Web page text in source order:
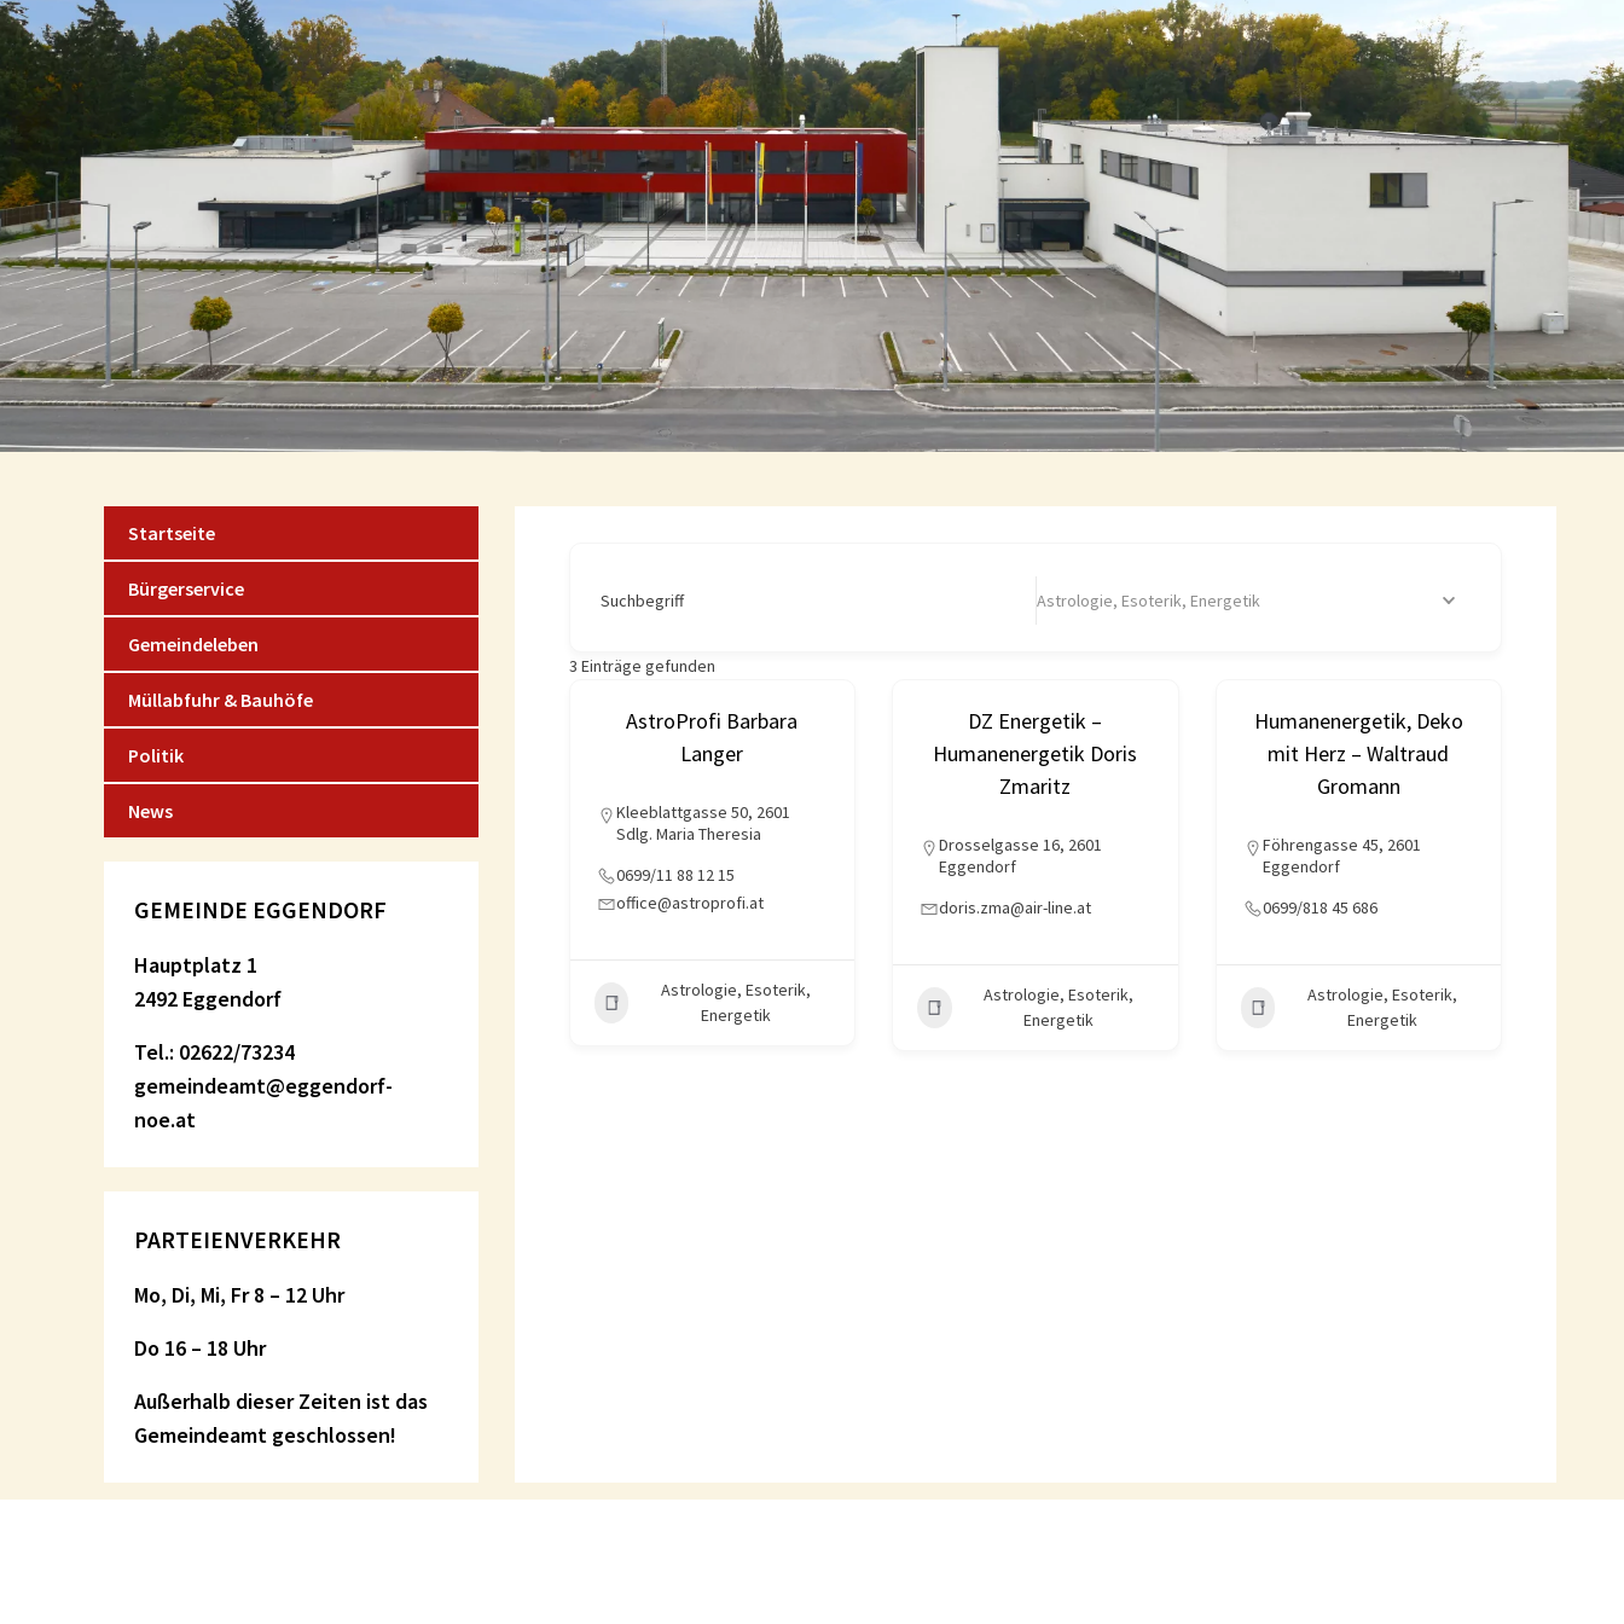
Startseite
Bürgerservice
Gemeindeleben
Müllabfuhr & Bauhöfe
Politik
News
GEMEINDE EGGENDORF
Hauptplatz 1
2492 Eggendorf
Tel.: 02622/73234
gemeindeamt@eggendorf-
noe.at
PARTEIENVERKEHR
Mo, Di, Mi, Fr 8 – 12 Uhr
Do 16 – 18 Uhr
Außerhalb dieser Zeiten ist das
Gemeindeamt geschlossen!
Suchbegriff Astrologie, Esoterik, Energetik
3 Einträge gefunden
AstroProfi Barbara
Langer
Kleeblattgasse 50, 2601
Sdlg. Maria Theresia
0699/11 88 12 15
office@astroprofi.at
Astrologie, Esoterik,
Energetik
DZ Energetik –
Humanenergetik Doris
Zmaritz
Drosselgasse 16, 2601
Eggendorf
doris.zma@air-line.at
Astrologie, Esoterik,
Energetik
Humanenergetik, Deko
mit Herz – Waltraud
Gromann
Föhrengasse 45, 2601
Eggendorf
0699/818 45 686
Astrologie, Esoterik,
Energetik